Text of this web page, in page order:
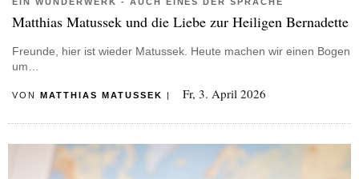
Matthias Matussek und die Liebe zur Heiligen Bernadette
Freunde, hier ist wieder Matussek. Heute machen wir einen Bogen
um…
VON MATTHIAS MATUSSEK | Fr, 3. April 2026